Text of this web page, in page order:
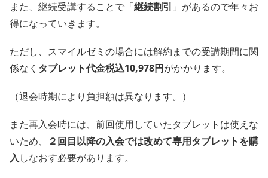
また、継続受講することで「継続割引 」があるので年々お
得になっていきます。
ただし、スマイルゼミの場合には解約までの受講期間に関
係なく タブレット代金税込10,978円がかかります。
（退会時期により負担額は異なります。）
また再入会時には、前回使用していたタブレットは使えな
いため、
２回目以降の入会では改めて専用タブレットを購
入しなおす必要があります。